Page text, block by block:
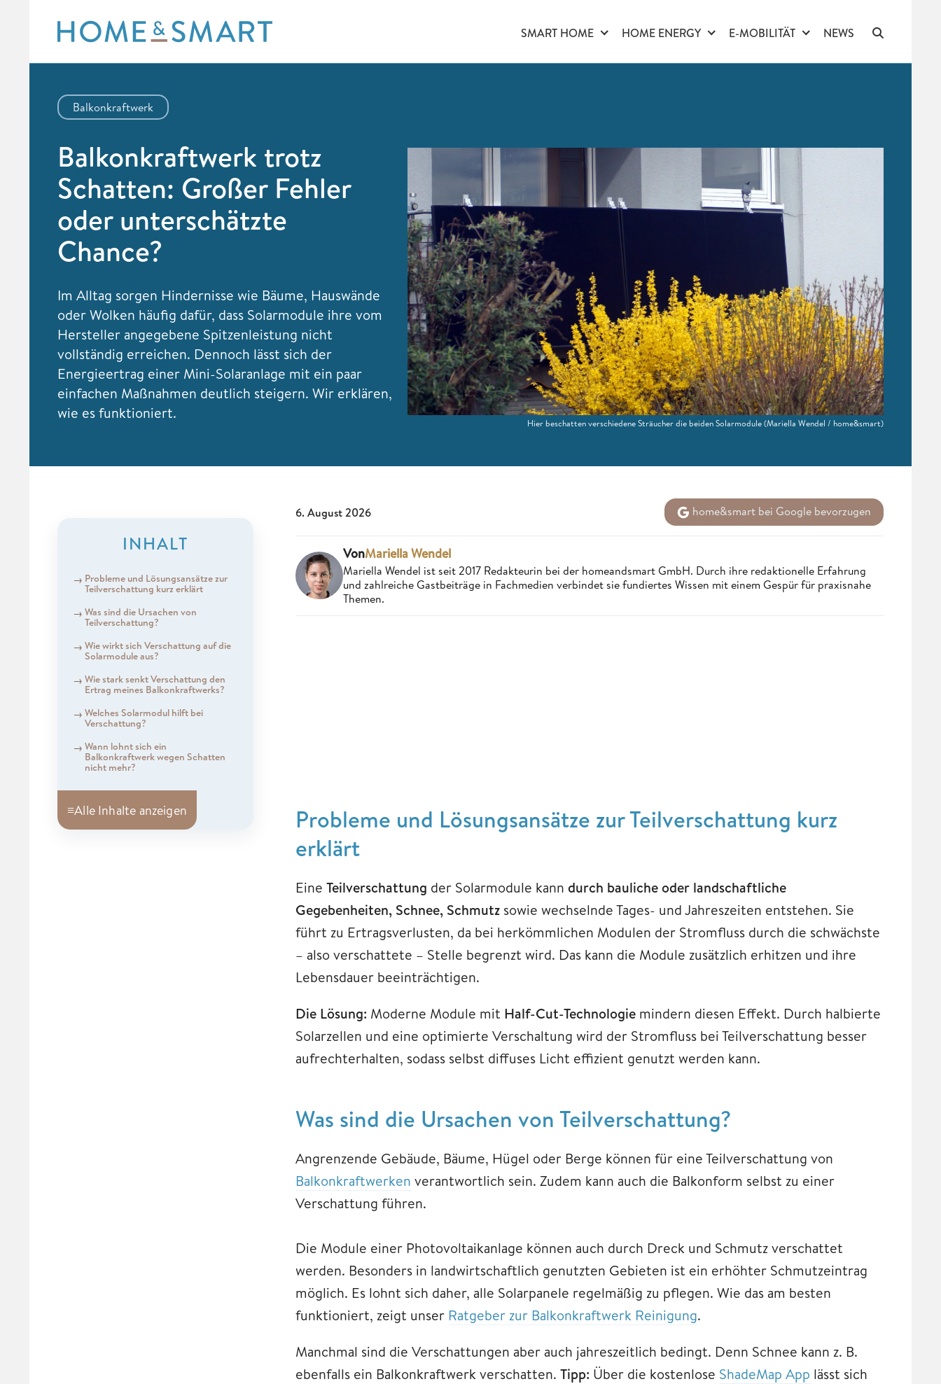
content
SMART HOME HOME ENERGY E-MOBILITÄT NEWS
Balkonkraftwerk
Balkonkraftwerk trotz
Schatten: Großer Fehler
oder unterschätzte
Chance?
Im Alltag sorgen Hindernisse wie Bäume, Hauswände
oder Wolken häufig dafür, dass Solarmodule ihre vom
Hersteller angegebene Spitzenleistung nicht
vollständig erreichen. Dennoch lässt sich der
Energieertrag einer Mini-Solaranlage mit ein paar
einfachen Maßnahmen deutlich steigern. Wir erklären,
wie es funktioniert.
Hier beschatten verschiedene Sträucher die beiden Solarmodule(Mariella Wendel / home&smart)
INHALT
Probleme und Lösungsansätze zur
Teilverschattung kurz erklärt
Was sind die Ursachen von
Teilverschattung?
Wie wirkt sich Verschattung auf die
Solarmodule aus?
Wie stark senkt Verschattung den
Ertrag meines Balkonkraftwerks?
Welches Solarmodul hilft bei
Verschattung?
Wann lohnt sich ein
Balkonkraftwerk wegen Schatten
nicht mehr?
≡Alle Inhalte anzeigen
6. August 2026 home&smart bei Google bevorzugen
VonMariella Wendel
Mariella Wendel ist seit 2017 Redakteurin bei der homeandsmart GmbH. Durch ihre redaktionelle Erfahrung
und zahlreiche Gastbeiträge in Fachmedien verbindet sie fundiertes Wissen mit einem Gespür für praxisnahe
Themen.
Probleme und Lösungsansätze zur Teilverschattung kurz
erklärt
Eine Teilverschattung der Solarmodule kann durch bauliche oder landschaftliche
Gegebenheiten, Schnee, Schmutz sowie wechselnde Tages- und Jahreszeiten entstehen. Sie
führt zu Ertragsverlusten, da bei herkömmlichen Modulen der Stromfluss durch die schwächste
– also verschattete – Stelle begrenzt wird. Das kann die Module zusätzlich erhitzen und ihre
Lebensdauer beeinträchtigen.
Die Lösung: Moderne Module mit Half-Cut-Technologie mindern diesen Effekt. Durch halbierte
Solarzellen und eine optimierte Verschaltung wird der Stromfluss bei Teilverschattung besser
aufrechterhalten, sodass selbst diffuses Licht effizient genutzt werden kann.
Was sind die Ursachen von Teilverschattung?
Angrenzende Gebäude, Bäume, Hügel oder Berge können für eine Teilverschattung von
Balkonkraftwerken verantwortlich sein. Zudem kann auch die Balkonform selbst zu einer
Verschattung führen.
Die Module einer Photovoltaikanlage können auch durch Dreck und Schmutz verschattet
werden. Besonders in landwirtschaftlich genutzten Gebieten ist ein erhöhter Schmutzeintrag
möglich. Es lohnt sich daher, alle Solarpanele regelmäßig zu pflegen. Wie das am besten
funktioniert, zeigt unser Ratgeber zur Balkonkraftwerk Reinigung.
Manchmal sind die Verschattungen aber auch jahreszeitlich bedingt. Denn Schnee kann z. B.
ebenfalls ein Balkonkraftwerk verschatten. Tipp: Über die kostenlose ShadeMap App lässt sich